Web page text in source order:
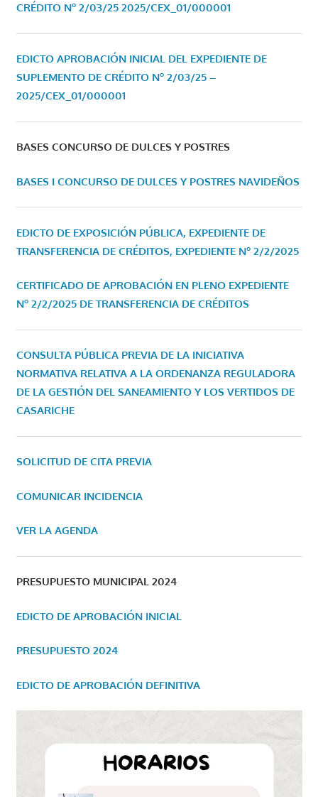
CRÉDITO Nº 2/03/25 2025/CEX_01/000001
EDICTO APROBACIÓN INICIAL DEL EXPEDIENTE DE
SUPLEMENTO DE CRÉDITO Nº 2/03/25 –
2025/CEX_01/000001
BASES CONCURSO DE DULCES Y POSTRES
BASES I CONCURSO DE DULCES Y POSTRES NAVIDEÑOS
EDICTO DE EXPOSICIÓN PÚBLICA, EXPEDIENTE DE
TRANSFERENCIA DE CRÉDITOS, EXPEDIENTE Nº 2/2/2025
CERTIFICADO DE APROBACIÓN EN PLENO EXPEDIENTE
Nº 2/2/2025 DE TRANSFERENCIA DE CRÉDITOS
CONSULTA PÚBLICA PREVIA DE LA INICIATIVA
NORMATIVA RELATIVA A LA ORDENANZA REGULADORA
DE LA GESTIÓN DEL SANEAMIENTO Y LOS VERTIDOS DE
CASARICHE
SOLICITUD DE CITA PREVIA
COMUNICAR INCIDENCIA
VER LA AGENDA
PRESUPUESTO MUNICIPAL 2024
EDICTO DE APROBACIÓN INICIAL
PRESUPUESTO 2024
EDICTO DE APROBACIÓN DEFINITIVA